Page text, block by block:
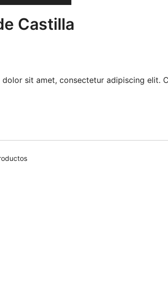
Castilla
dolor sit amet, consectetur adipiscing elit.